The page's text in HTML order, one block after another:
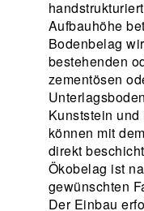
Aufbauhöhe
Bodenbelag
bestehenden
zementösen
Kunststein
können mit
direkt
Ökobelag ist
gewünschten
Der Einbau